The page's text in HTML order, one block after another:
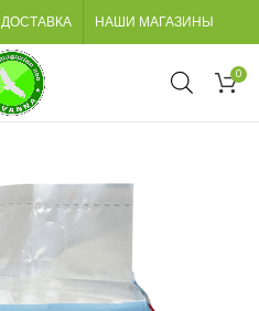
ДОСТАВКА НАШИ МАГАЗИНЫ
0